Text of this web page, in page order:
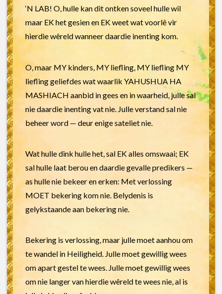
‘N LAB! O, hulle kan dit ontken soveel hulle wil
maar EK het gesien en EK weet wat voorlê vir
hierdie wêreld wanneer daardie inenting kom.
O, maar MY kinders, MY liefling, MY liefling MY
liefling geliefdes wat waarlik YAHUSHUA HA
MASHIACH aanbid in gees en in waarheid, julle sal
nie daardie inenting vat nie. Julle verstand sal nie
beheer word — deur enige sateliet nie.
Wat hulle dink hulle het, sal EK alles omswaai; EK
sal hulle laat berou en daardie gevalle predikers —
as hulle nie bekeer en erken: Met verlossing
MOET bekering kom nie. Belydenis is
gelykstaande aan bekering nie.
Bekering is verlossing, maar julle moet aanhou om
te wandel in Heiligheid. Julle moet gewillig wees
om apart gestel te wees. Julle moet gewillig wees
om nie langer van hierdie wêreld te wees nie, al is